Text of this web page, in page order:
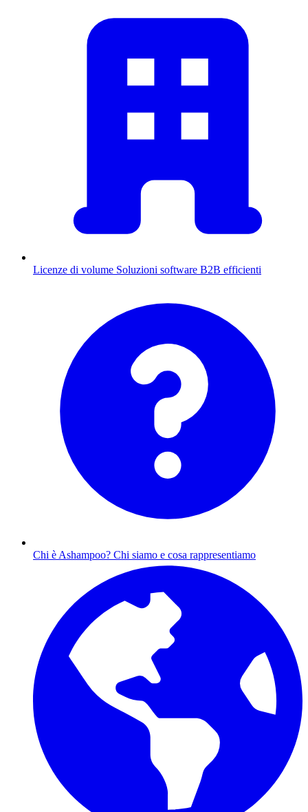
Licenze di volume Soluzioni software B2B efficienti
Chi è Ashampoo? Chi siamo e cosa rappresentiamo